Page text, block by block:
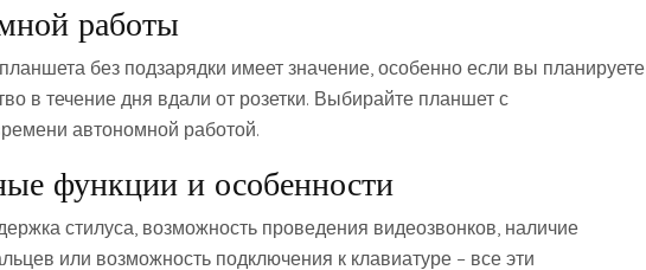
работы
без подзарядки имеет значение, особенно если вы планируете
в течение дня вдали от розетки. Выбирайте планшет с
автономной работой.
функции и особенности
стилуса, возможность проведения видеозвонков, наличие
или возможность подключения к клавиатуре – все эти